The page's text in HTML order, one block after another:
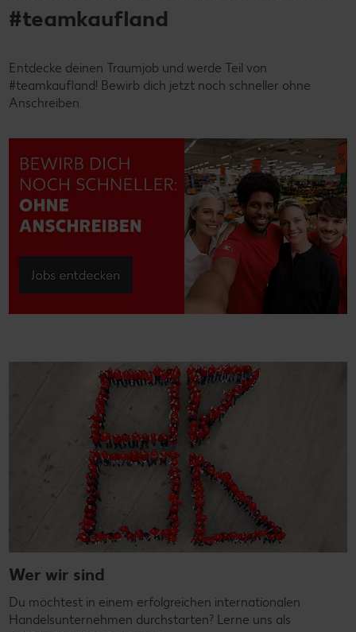
#teamkaufland
Entdecke deinen Traumjob und werde Teil von
#teamkaufland! Bewirb dich jetzt noch schneller ohne
Anschreiben.
Wer wir sind
Du möchtest in einem erfolgreichen internationalen
Handelsunternehmen durchstarten? Lerne uns als